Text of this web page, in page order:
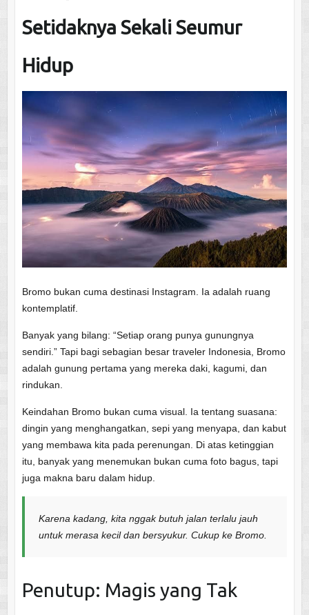
Setidaknya Sekali Seumur
Hidup
Bromo bukan cuma destinasi Instagram. Ia adalah ruang
kontemplatif.
Banyak yang bilang: “Setiap orang punya gunungnya
sendiri.” Tapi bagi sebagian besar traveler Indonesia, Bromo
adalah gunung pertama yang mereka daki, kagumi, dan
rindukan.
Keindahan Bromo bukan cuma visual. Ia tentang suasana:
dingin yang menghangatkan, sepi yang menyapa, dan kabut
yang membawa kita pada perenungan. Di atas ketinggian
itu, banyak yang menemukan bukan cuma foto bagus, tapi
juga makna baru dalam hidup.
Karena kadang, kita nggak butuh jalan terlalu jauh
untuk merasa kecil dan bersyukur. Cukup ke Bromo.
Penutup: Magis yang Tak